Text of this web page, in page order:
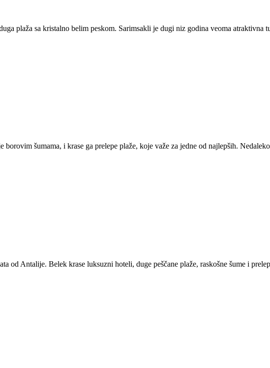
plaža sa kristalno belim peskom. Sarimsakli je dugi niz godina veoma atraktivna
šumama, i krase ga prelepe plaže, koje važe za jedne od najlepših.
od Antalije. Belek krase luksuzni hoteli, duge peščane plaže, raskošne šume i